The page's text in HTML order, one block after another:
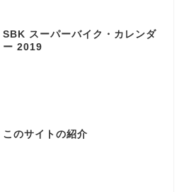
SBK スーパーバイク・カレンダ
ー 2019
このサイトの紹介